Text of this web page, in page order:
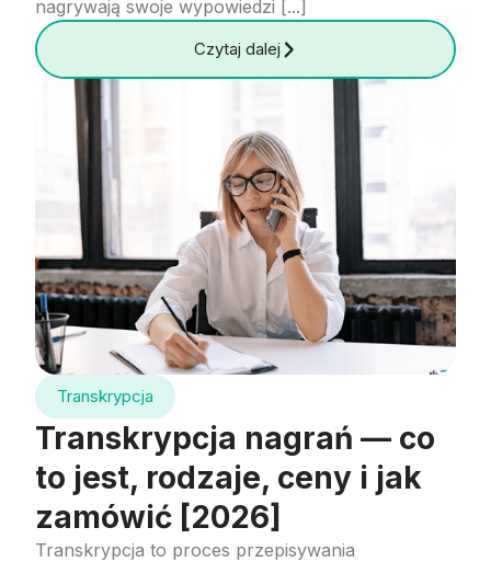
nagrywają swoje wypowiedzi [...]
Czytaj dalej
Transkrypcja
Transkrypcja nagrań — co
to jest, rodzaje, ceny i jak
zamówić [2026]
Transkrypcja to proces przepisywania